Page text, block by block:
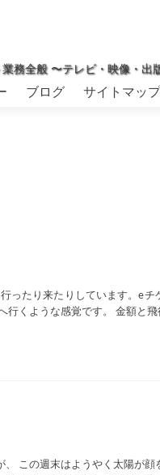
務全般 〜テレビ・映像・出
ブログ サイトマップ
ったり来たりしています。e
行くような感覚です。 金額と飛
この週末はようやく太陽が